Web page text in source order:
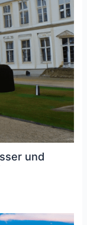
und